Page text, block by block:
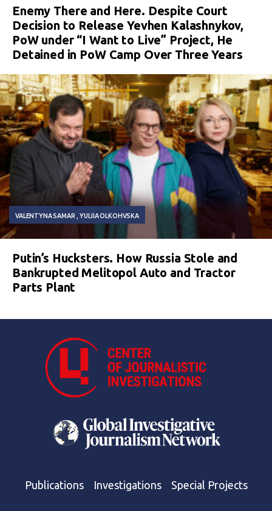
Enemy There and Here. Despite Court
Decision to Release Yevhen Kalashnykov,
PoW under “I Want to Live” Project, He
Detained in PoW Camp Over Three Years
VALENTYNA SAMAR YULIIA OLKOHVSKA
Putin’s Hucksters. How Russia Stole and
Bankrupted Melitopol Auto and Tractor
Parts Plant
Publications Investigations Special Projects